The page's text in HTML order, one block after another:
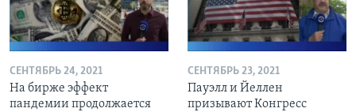
СЕНТЯБРЬ 24, 2021
На бирже эффект
пандемии продолжается
СЕНТЯБРЬ 23, 2021
Пауэлл и Йеллен
призывают Конгресс